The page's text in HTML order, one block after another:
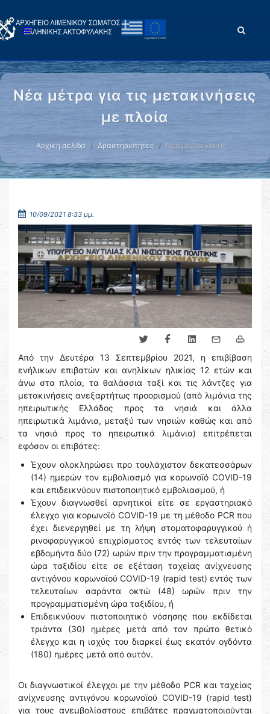
Νέα μέτρα για τις μετακινήσεις
με πλοία
Αρχική σελίδα Δραστηριότητες Νέα μέτρα για τις …
10/09/2021 8:33 μμ.
Από την Δευτέρα 13 Σεπτεμβρίου 2021, η επιβίβαση
ενήλικων επιβατών και ανηλίκων ηλικίας 12 ετών και
άνω στα πλοία, τα θαλάσσια ταξί και τις λάντζες για
μετακινήσεις ανεξαρτήτως προορισμού (από λιμάνια της
ηπειρωτικής Ελλάδος προς τα νησιά και άλλα
ηπειρωτικά λιμάνια, μεταξύ των νησιών καθώς και από
τα νησιά προς τα ηπειρωτικά λιμάνια) επιτρέπεται
εφόσον οι επιβάτες:
Έχουν ολοκληρώσει προ τουλάχιστον δεκατεσσάρων
(14) ημερών τον εμβολιασμό για κορωνοϊό COVID-19
και επιδεικνύουν πιστοποιητικό εμβολιασμού, ή
Έχουν διαγνωσθεί αρνητικοί είτε σε εργαστηριακό
έλεγχο για κορωνοϊό COVID-19 με τη μέθοδο PCR που
έχει διενεργηθεί με τη λήψη στοματοφαρυγγικού ή
ρινοφαρυγγικού επιχρίσματος εντός των τελευταίων
εβδομήντα δύο (72) ωρών πριν την προγραμματισμένη
ώρα ταξιδίου είτε σε εξέταση ταχείας ανίχνευσης
αντιγόνου κορωνοϊού COVID-19 (rapid test) εντός των
τελευταίων σαράντα οκτώ (48) ωρών πριν την
προγραμματισμένη ώρα ταξιδίου, ή
Επιδεικνύουν πιστοποιητικό νόσησης που εκδίδεται
τριάντα (30) ημέρες μετά από τον πρώτο θετικό
έλεγχο και η ισχύς του διαρκεί έως εκατόν ογδόντα
(180) ημέρες μετά από αυτόν.
Οι διαγνωστικοί έλεγχοι με την μέθοδο PCR και ταχείας
ανίχνευσης αντιγόνου κορωνοϊού COVID-19 (rapid test)
για τους ανεμβολίαστους επιβάτες πραγματοποιούνται